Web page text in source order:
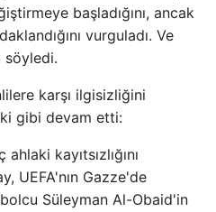
başladığını, ancak
vurguladı. Ve
söyledi.
karşı ilgisizliğini
gibi devam etti:
kayıtsızlığını
UEFA'nın Gazze'de
Süleyman Al-Obaid'in